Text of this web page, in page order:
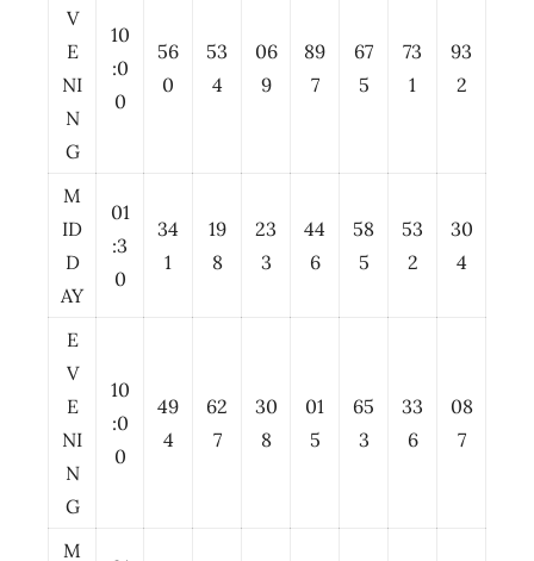
V
E
NI
N
G
10
:0
0
56
0
53
4
06
9
89
7
67
5
73
1
93
2
M
ID
D
AY
01
:3
0
34
1
19
8
23
3
44
6
58
5
53
2
30
4
E
V
E
NI
N
G
10
:0
0
49
4
62
7
30
8
01
5
65
3
33
6
08
7
M